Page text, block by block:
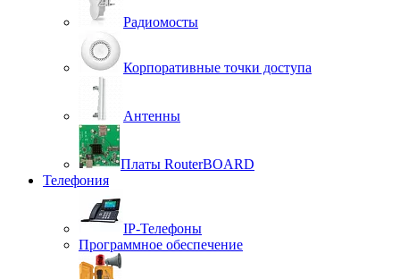
Радиомосты
Корпоративные точки доступа
Антенны
Платы RouterBOARD
Телефония
IP-Телефоны
Программное обеспечение